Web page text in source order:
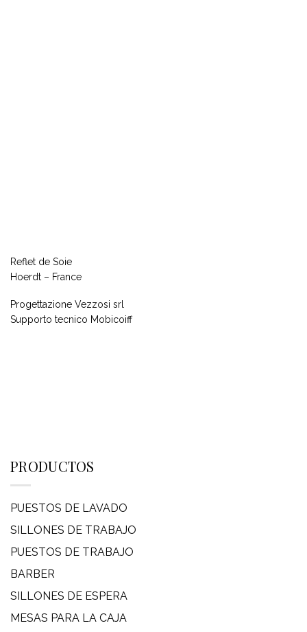
Reflet de Soie
Hoerdt – France
Progettazione Vezzosi srl
Supporto tecnico Mobicoiff
PRODUCTOS
PUESTOS DE LAVADO
SILLONES DE TRABAJO
PUESTOS DE TRABAJO
BARBER
SILLONES DE ESPERA
MESAS PARA LA CAJA